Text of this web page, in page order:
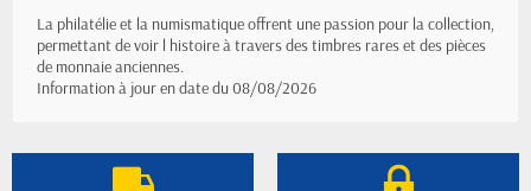
La philatélie et la numismatique offrent une passion pour la collection,
permettant de voir l histoire à travers des timbres rares et des pièces
de monnaie anciennes.
Information à jour en date du 08/08/2026